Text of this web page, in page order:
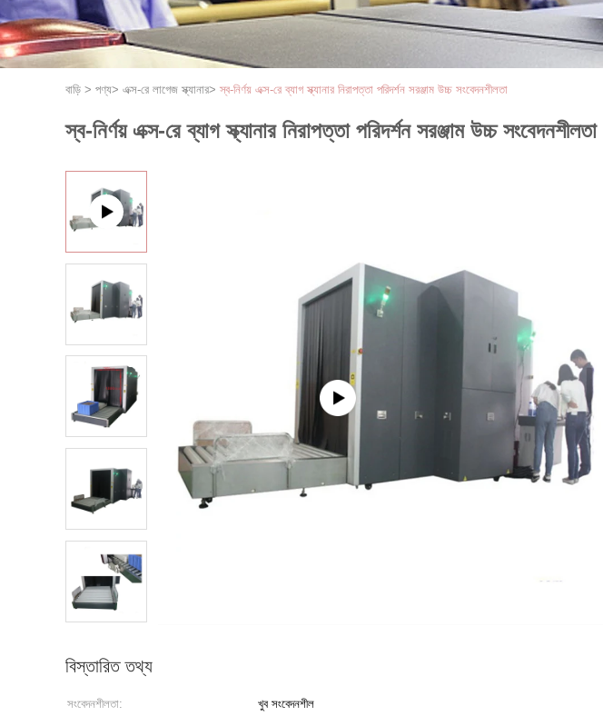
বাড়ি > পণ্য> এক্স-রে লাগেজ স্ক্যানার> স্ব-নির্ণয় এক্স-রে ব্যাগ স্ক্যানার নিরাপত্তা পরিদর্শন সরঞ্জাম উচ্চ সংবেদনশীলতা
স্ব-নির্ণয় এক্স-রে ব্যাগ স্ক্যানার নিরাপত্তা পরিদর্শন সরঞ্জাম উচ্চ সংবেদনশীলতা
বিস্তারিত তথ্য
সংবেদনশীলতা: খুব সংবেদনশীল